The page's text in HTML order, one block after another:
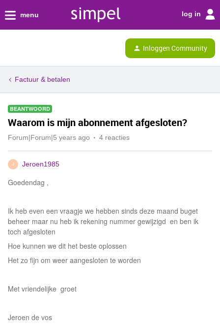
menu log in
Inloggen Community
Factuur & betalen
BEANTWOORD
Waarom is mijn abonnement afgesloten?
Forum|Forum|5 years ago 4 reacties
J Jeroen1985
Goedendag ,
Ik heb even een vraagje we hebben sinds deze maand buget
beheer maar nu heb ik rekening nummer gewijzigd en ben ik
toch afgesloten
Hoe kunnen we dit het beste oplossen
Het zo fijn om weer aangesloten te worden
Met vriendelijke groet
Jeroen de vos